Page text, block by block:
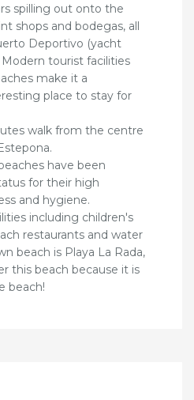
spilling out onto the
shops and bodegas, all
Deportivo (yacht
tourist facilities
make it a
place to stay for
walk from the centre
have been
for their high
and hygiene.
including children's
restaurants and water
beach is Playa La Rada,
this beach because it is
beach!